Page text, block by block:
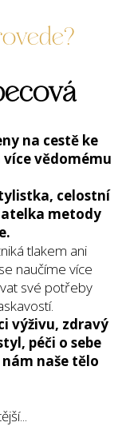
na cestě ke
vědomému
celostní
metody
tlakem ani
naučíme více
své potřeby
výživu, zdravý
péči o sebe
naše tělo